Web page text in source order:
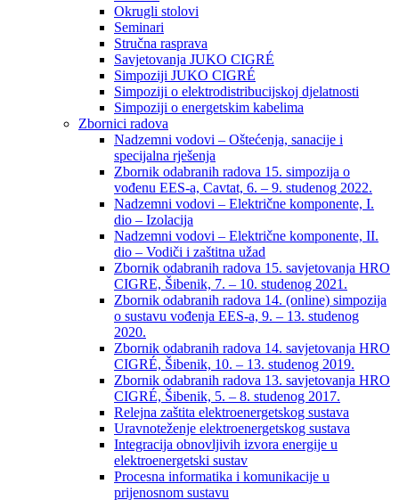
Okrugli stolovi
Seminari​
Stručna rasprava​
Savjetovanja JUKO CIGRÉ
Simpoziji JUKO CIGRÉ
Simpoziji o elektrodistribucijskoj djelatnosti
Simpoziji o energetskim kabelima
Zbornici radova
Nadzemni vodovi – Oštećenja, sanacije i
specijalna rješenja
Zbornik odabranih radova 15. simpozija o
vođenu EES-a, Cavtat, 6. – 9. studenog 2022.
Nadzemni vodovi – Električne komponente, I.
dio – Izolacija
Nadzemni vodovi – Električne komponente, II.
dio – Vodiči i zaštitna užad
Zbornik odabranih radova 15. savjetovanja HRO
CIGRE, Šibenik, 7. – 10. studenog 2021.
Zbornik odabranih radova 14. (online) simpozija
o sustavu vođenja EES-a, 9. – 13. studenog
2020.
Zbornik odabranih radova 14. savjetovanja HRO
CIGRÉ, Šibenik, 10. – 13. studenog 2019.
Zbornik odabranih radova 13. savjetovanja HRO
CIGRÉ, Šibenik, 5. – 8. studenog 2017.
Relejna zaštita elektroenergetskog sustava
Uravnoteženje elektroenergetskog sustava
Integracija obnovljivih izvora energije u
elektroenergetski sustav
Procesna informatika i komunikacije u
prijenosnom sustavu